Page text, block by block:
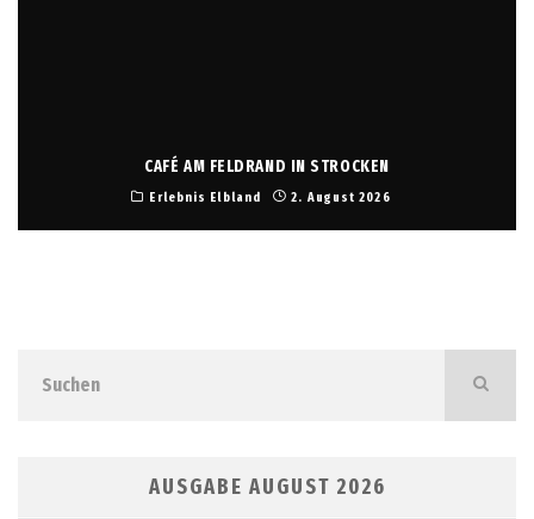
CAFÉ AM FELDRAND IN STROCKEN
Erlebnis Elbland 2. August 2026
AUSGABE AUGUST 2026